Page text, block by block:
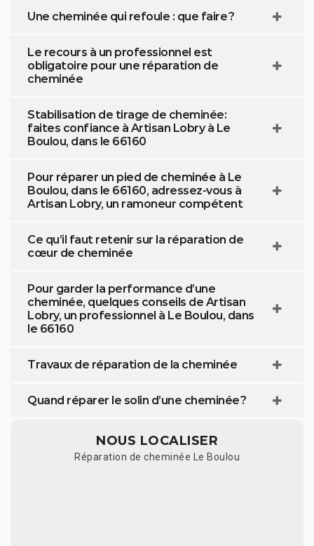
Une cheminée qui refoule : que faire ?
Le recours à un professionnel est
obligatoire pour une réparation de
cheminée
Stabilisation de tirage de cheminée:
faites confiance à Artisan Lobry à Le
Boulou, dans le 66160
Pour réparer un pied de cheminée à Le
Boulou, dans le 66160, adressez-vous à
Artisan Lobry, un ramoneur compétent
Ce qu’il faut retenir sur la réparation de
cœur de cheminée
Pour garder la performance d’une
cheminée, quelques conseils de Artisan
Lobry, un professionnel à Le Boulou, dans
le 66160
Travaux de réparation de la cheminée
Quand réparer le solin d’une cheminée ?
NOUS LOCALISER
Réparation de cheminée Le Boulou